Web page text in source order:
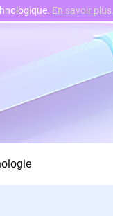
En savoir plus.